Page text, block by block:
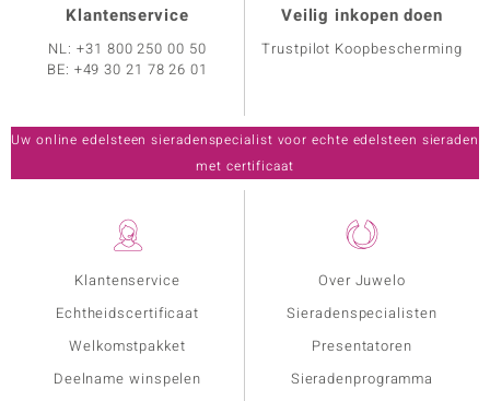
Klantenservice
Echtheidscertificaat
Welkomstpakket
Deelname winspelen
Over Juwelo
Sieradenspecialisten
Presentatoren
Sieradenprogramma
Klantenservice
NL:+31 800 250 00 50
BE: +49 30 21 78 26 01
Veilig inkopen doen
Trustpilot Koopbescherming
Uw online edelsteen sieradenspecialist voor echte edelsteen sieraden
met certificaat